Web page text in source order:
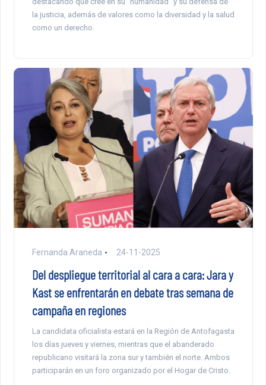
la justicia, además de valores como la diversidad y la salud
como un derecho.
Fernanda Araneda 24-11-2025
Del despliegue territorial al cara a cara: Jara y
Kast se enfrentarán en debate tras semana de
campaña en regiones
La candidata oficialista estará en la Región de Antofagasta
los días jueves y viernes, mientras que el abanderado
republicano visitará la zona sur y también el norte. Ambos
participarán en un foro organizado por el Hogar de Cristo.